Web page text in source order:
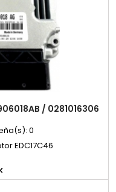
/ 0281016306
0
EDC17C46